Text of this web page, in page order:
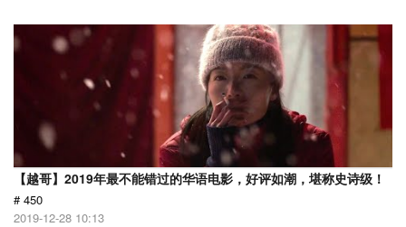
【越哥】2019年最不能错过的华语电影，好评如潮，堪称史诗级！
# 450
2019-12-28 10:13